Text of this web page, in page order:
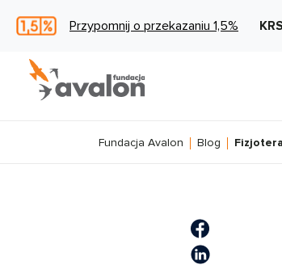
Przypomnij o przekazaniu 1,5%
Fundacja Avalon Blog